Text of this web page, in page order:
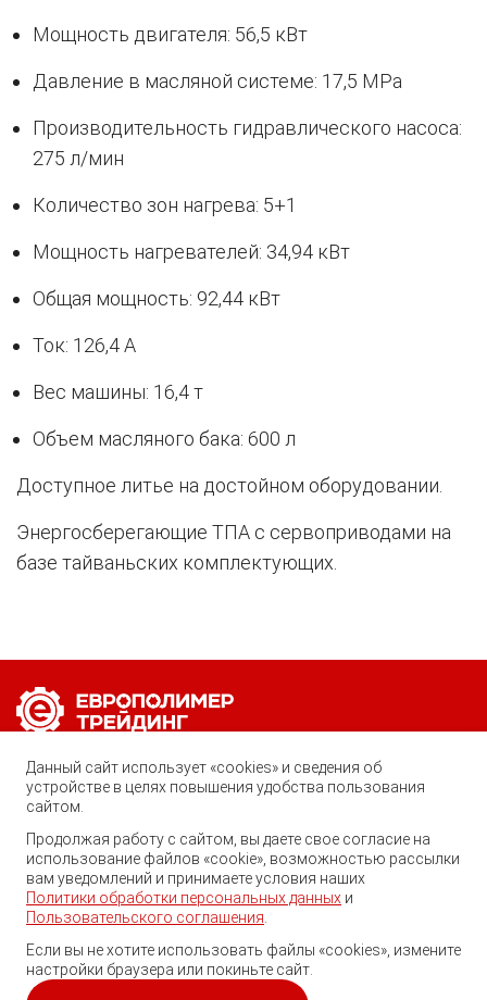
Мощность двигателя: 56,5 кВт
Давление в масляной системе: 17,5 MPa
Производительность гидравлического насоса:
275 л/мин
Количество зон нагрева: 5+1
Мощность нагревателей: 34,94 кВт
Общая мощность: 92,44 кВт
Ток: 126,4 A
Вес машины: 16,4 т
Объем масляного бака: 600 л
Доступное литье на достойном оборудовании.
Энергосберегающие ТПА с сервоприводами на
базе тайваньских комплектующих.
Позвоните нам по любому вопросу:
8 (800) 222-40-61
Ростов-на-Дону, ул. Вавилова, 59
trade@ep-group.ru
© 2010-2024. Европолимер-Трейдинг.
Данный сайт использует «cookies» и сведения об
устройстве в целях повышения удобства пользования
сайтом.
Продолжая работу с сайтом, вы даете свое согласие на
использование файлов «cookie», возможностью рассылки
вам уведомлений и принимаете условия наших
Политики обработки персональных данных и
Пользовательского соглашения
Если вы не хотите использовать файлы «cookies», измените
настройки браузера или покиньте сайт.